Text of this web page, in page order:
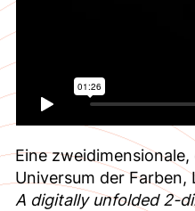
Eine
Universum der Farben,
A digitally unfolded 2-